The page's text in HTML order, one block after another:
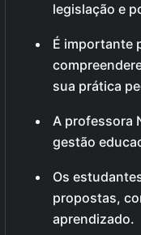
legislação e
É importante
sua prática
A professora
gestão
Os
propostas,
aprendizado.